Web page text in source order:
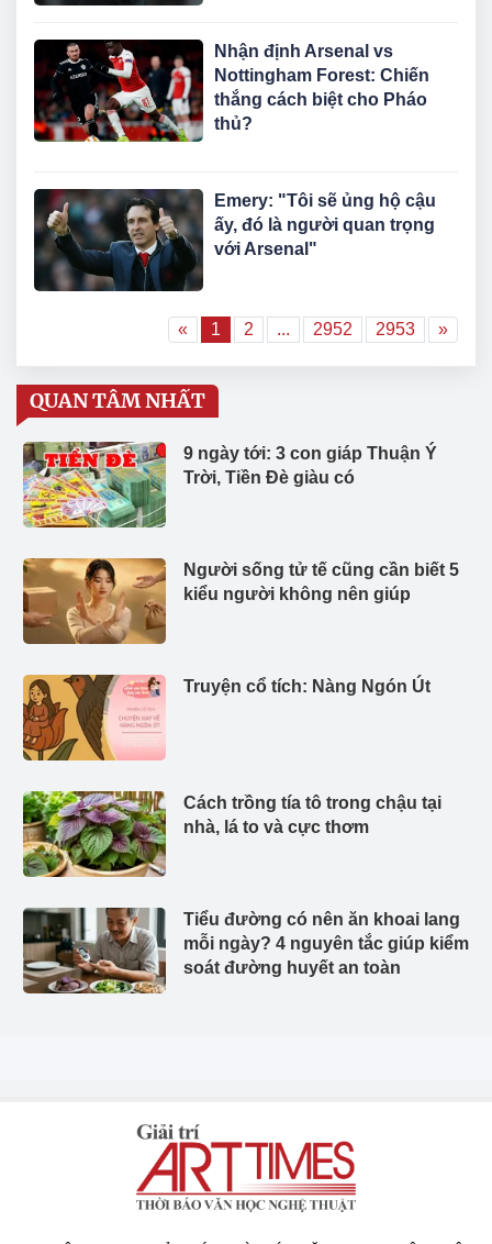
Nhận định Arsenal vs
Nottingham Forest: Chiến
thắng cách biệt cho Pháo
thủ?
Emery: "Tôi sẽ ủng hộ cậu
ấy, đó là người quan trọng
với Arsenal"
« 1 2 ... 2952 2953 »
QUAN TÂM NHẤT
9 ngày tới: 3 con giáp Thuận Ý
Trời, Tiền Đè giàu có
Người sống tử tế cũng cần biết 5
kiểu người không nên giúp
Truyện cổ tích: Nàng Ngón Út
Cách trồng tía tô trong chậu tại
nhà, lá to và cực thơm
Tiểu đường có nên ăn khoai lang
mỗi ngày? 4 nguyên tắc giúp kiểm
soát đường huyết an toàn